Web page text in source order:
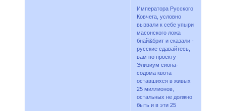
Императора Русского
Ковчега, условно
вызвали к себе упыри
масонского ложа
бнай&брит и сказали -
русские сдавайтесь,
вам по проекту
Элизиум сиона-
содома квота
оставшихся в живых
25 миллионов,
остальных не должно
быть и в эти 25